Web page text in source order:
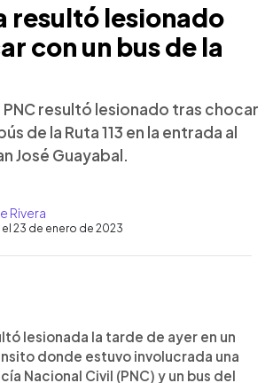
resultó lesionado
con un bus de la
PNC resultó lesionado tras chocar
de la Ruta 113 en la entrada al
José Guayabal.
Rivera
23 de enero de 2023
artículo
lesionada la tarde de ayer en un
donde estuvo involucrada una
Nacional Civil (PNC) y un bus del